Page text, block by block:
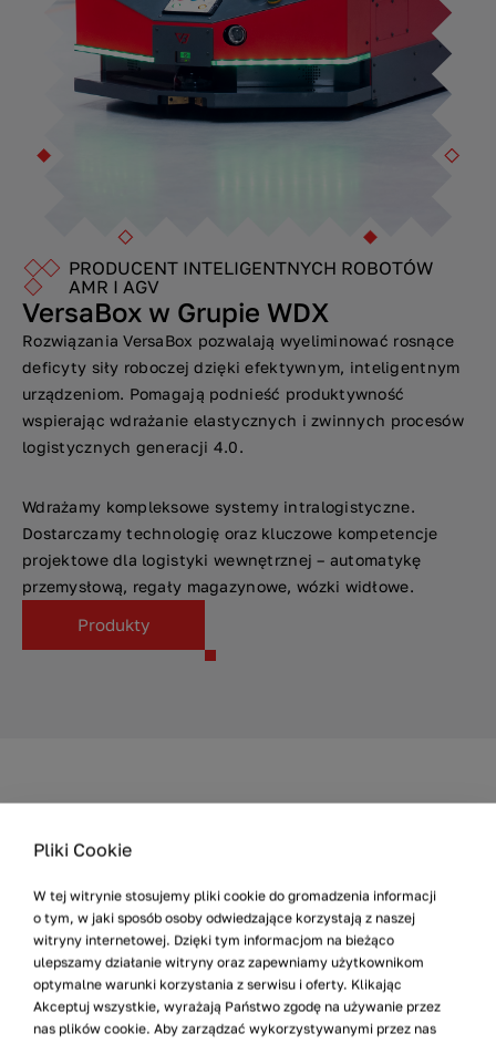
PRODUCENT INTELIGENTNYCH ROBOTÓW
AMR I AGV
VersaBox w Grupie WDX
Rozwiązania VersaBox pozwalają wyeliminować rosnące
deficyty siły roboczej dzięki efektywnym, inteligentnym
urządzeniom. Pomagają podnieść produktywność
wspierając wdrażanie elastycznych i zwinnych procesów
logistycznych generacji 4.0.
Wdrażamy kompleksowe systemy intralogistyczne.
Dostarczamy technologię oraz kluczowe kompetencje
projektowe dla logistyki wewnętrznej – automatykę
przemysłową, regały magazynowe, wózki widłowe.
Produkty
INFORMACJE PODSTAWOWE
System AMR od VersaBox
Produkujemy i integrujemy Autonomiczne Systemy
Mobilne –zapewniamy niezobowiązujące wsparcie
przedwdrożenioweorazmobilny serwis na terenie całej
Polski:
Pliki Cookie
W tej witrynie stosujemy pliki cookie do gromadzenia informacji
o tym, w jaki sposób osoby odwiedzające korzystają z naszej
witryny internetowej. Dzięki tym informacjom na bieżąco
ulepszamy działanie witryny oraz zapewniamy użytkownikom
optymalne warunki korzystania z serwisu i oferty. Klikając
Akceptuj wszystkie, wyrażają Państwo zgodę na używanie przez
nas plików cookie. Aby zarządzać wykorzystywanymi przez nas